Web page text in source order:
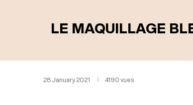
LE MAQUILLAGE
28 January 2021 4190 vues